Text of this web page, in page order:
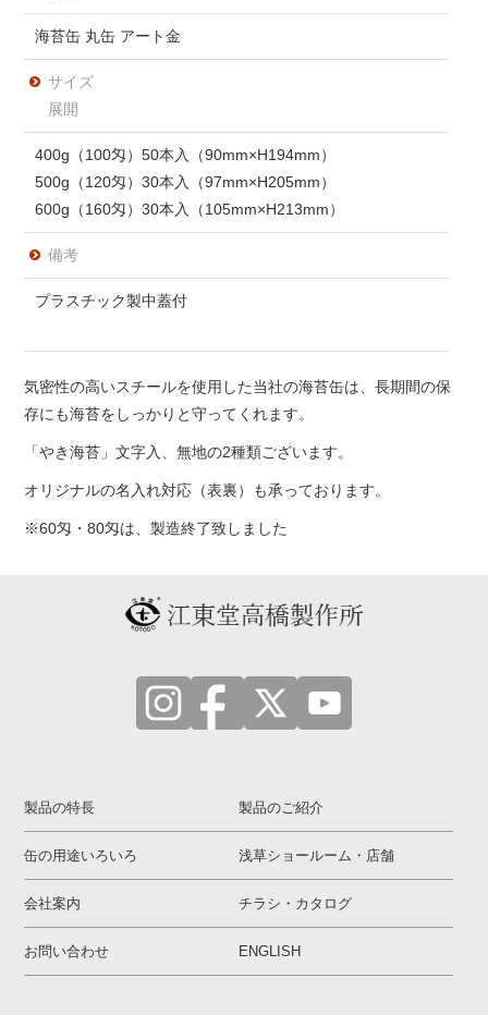
海苔缶 丸缶 アート金
サイズ
展開
400g（100匁）50本入（90mm×H194mm）
500g（120匁）30本入（97mm×H205mm）
600g（160匁）30本入（105mm×H213mm）
備考
プラスチック製中蓋付
気密性の高いスチールを使用した当社の海苔缶は、長期間の保
存にも海苔をしっかりと守ってくれます。
「やき海苔」文字入、無地の2種類ございます。
オリジナルの名入れ対応（表裏）も承っております。
※60匁・80匁は、製造終了致しました
製品の特長 製品のご紹介
缶の用途いろいろ 浅草ショールーム・店舗
会社案内 チラシ・カタログ
お問い合わせ ENGLISH